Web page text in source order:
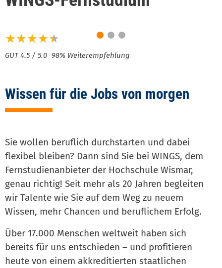
98% Weiterempfehlung
Wissen für die Jobs von morgen
Sie wollen beruflich durchstarten und dabei
flexibel bleiben? Dann sind Sie bei WINGS, dem
Fernstudienanbieter der Hochschule Wismar,
genau richtig! Seit mehr als 20 Jahren begleiten
wir Talente wie Sie auf dem Weg zu neuem
Wissen, mehr Chancen und beruflichem Erfolg.
Über 17.000 Menschen weltweit haben sich
bereits für uns entschieden – und profitieren
heute von einem akkreditierten staatlichen